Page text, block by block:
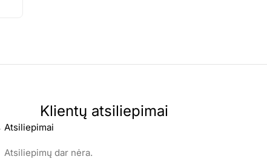
Klientų atsiliepimai
Atsiliepimai
Atsiliepimų dar nėra.